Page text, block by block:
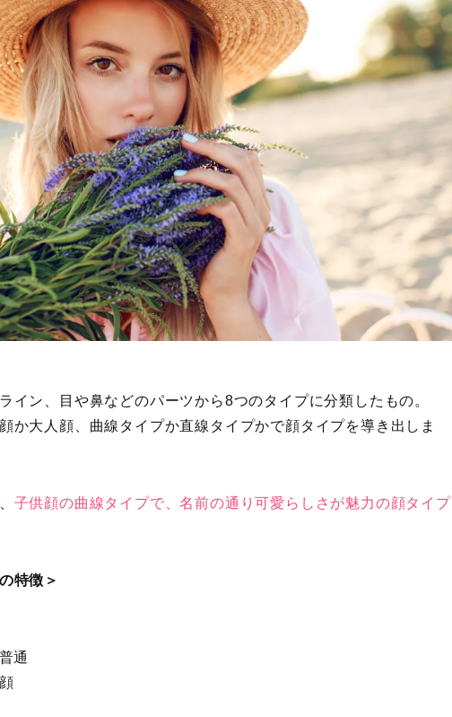
イン、目や鼻などのパーツから8つのタイプに分類したもの。
か大人顔、曲線タイプか直線タイプかで顔タ イプを導き出しま
子供顔の曲線タイプで、名前の通り可愛らしさが魅力の顔タイプ
特徴＞
通